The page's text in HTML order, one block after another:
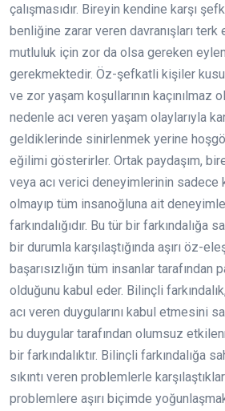
çalışmasıdır. Bireyin kendine karşı
benliğine zarar veren davranışları
mutluluk için zor da olsa gereken
gerekmektedir. Öz-şefkatli kişiler
ve zor yaşam koşullarının kaçınılmaz
nedenle acı veren yaşam olaylarıyla
geldiklerinde sinirlenmek yerine
eğilimi gösterirler. Ortak paydaşım,
veya acı verici deneyimlerinin sadece
olmayıp tüm insanoğluna ait
farkındalığıdır. Bu tür bir farkındalığa
bir durumla karşılaştığında aşırı öz-
başarısızlığın tüm insanlar tarafından
olduğunu kabul eder. Bilinçli
acı veren duygularını kabul etmesini
bu duygular tarafından olumsuz
bir farkındalıktır. Bilinçli farkındalığa
sıkıntı veren problemlerle
problemlere aşırı biçimde